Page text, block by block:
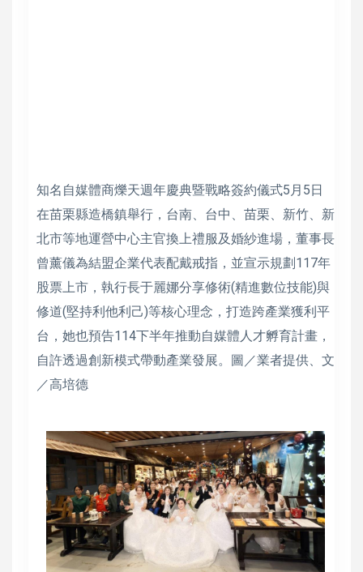
知名自媒體商爍天週年慶典暨戰略簽約儀式5月5日
在苗栗縣造橋鎮舉行，台南、台中、苗栗、新竹、新
北市等地運營中心主官換上禮服及婚紗進場，董事長
曾薰儀為結盟企業代表配戴戒指，並宣示規劃117年
股票上市，執行長于麗娜分享修術(精進數位技能)與
修道(堅持利他利己)等核心理念，打造跨產業獲利平
台，她也預告114下半年推動自媒體人才孵育計畫，
自許透過創新模式帶動產業發展。圖／業者提供、文
／高培德